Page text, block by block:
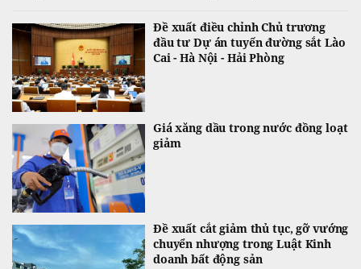
Đề xuất điều chỉnh Chủ trương
đầu tư Dự án tuyến đường sắt Lào
Cai - Hà Nội - Hải Phòng
Giá xăng dầu trong nước đồng loạt
giảm
Đề xuất cắt giảm thủ tục, gỡ vướng
chuyển nhượng trong Luật Kinh
doanh bất động sản